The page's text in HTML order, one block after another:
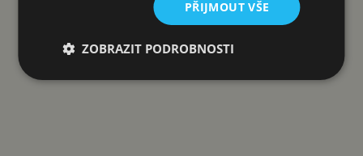
PŘIJMOUT VŠE
ZOBRAZIT PODROBNOSTI